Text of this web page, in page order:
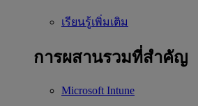
เรียนรู้เพิ่มเติม
การผสานรวมที่สำคัญ
Microsoft Intune